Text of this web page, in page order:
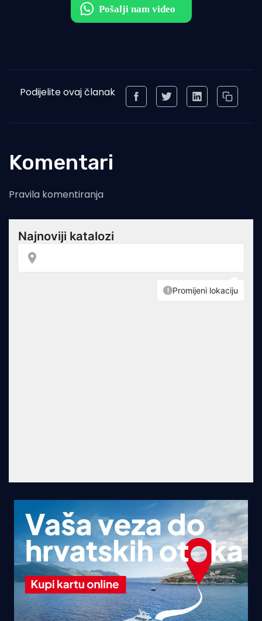
Podijelite ovaj članak
Komentari
Pravila komentiranja